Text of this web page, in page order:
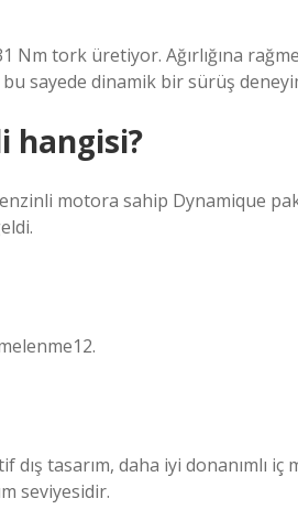
tork üretiyor. Ağırlığına
sayede dinamik bir sürüş
hangisi?
motora sahip Dynamique
tasarım, daha iyi donanımlı iç
seviyesidir.